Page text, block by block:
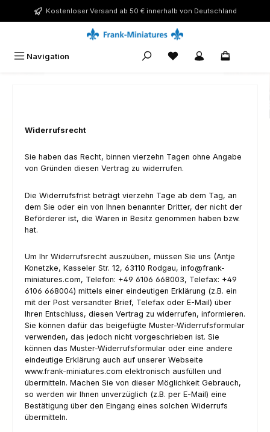
Zum Hauptinhalt springen
Kostenloser Versand ab 50 € innerhalb von Deutschland
Navigation Du hast 0 Produkte auf
Widerrufsrecht
Sie haben das Recht, binnen vierzehn Tagen ohne Angabe
von Gründen diesen Vertrag zu widerrufen.
Die Widerrufsfrist beträgt vierzehn Tage ab dem Tag, an
dem Sie oder ein von Ihnen benannter Dritter, der nicht der
Beförderer ist, die Waren in Besitz genommen haben bzw.
hat.
Um Ihr Widerrufsrecht auszuüben, müssen Sie uns (Antje
Konetzke, Kasseler Str. 12, 63110 Rodgau, info@frank-
miniatures.com, Telefon: +49 6106 668003, Telefax: +49
6106 668004) mittels einer eindeutigen Erklärung (z.B. ein
mit der Post versandter Brief, Telefax oder E-Mail) über
Ihren Entschluss, diesen Vertrag zu widerrufen, informieren.
Sie können dafür das beigefügte Muster-Widerrufsformular
verwenden, das jedoch nicht vorgeschrieben ist. Sie
können das Muster-Widerrufsformular oder eine andere
eindeutige Erklärung auch auf unserer Webseite
www.frank-miniatures.com elektronisch ausfüllen und
übermitteln. Machen Sie von dieser Möglichkeit Gebrauch,
so werden wir Ihnen unverzüglich (z.B. per E-Mail) eine
Bestätigung über den Eingang eines solchen Widerrufs
übermitteln.